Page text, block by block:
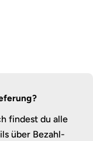
findest du alle
über Bezahl-